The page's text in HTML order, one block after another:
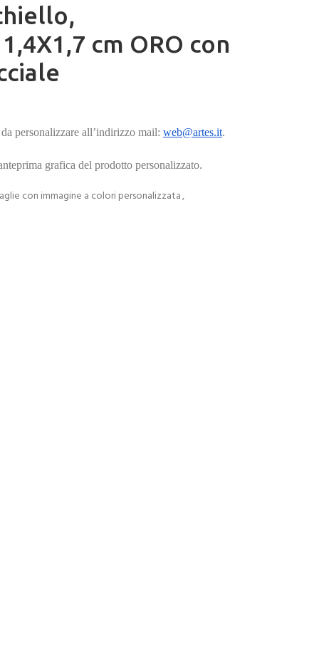
cm ORO con
personalizzare all’indirizzo mail: web@artes.it.
grafica del prodotto personalizzato.
con immagine a colori personalizzata,